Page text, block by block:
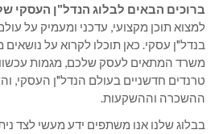
ברוכים הבאים לבלוג הנדל"ן העסקי
למצוא תוכן מקצועי, עדכני ומעמיק על
בנדל"ן עסקי. כאן תוכלו לקרוא על נושאים
משרד המתאים לעסק שלכם, מגמות
טרנדים חדשניים בעולם הנדל"ן העסקי,
ההשכרה וההשקעות.
בבלוג שלנו אנו משתפים ידע מעשי לצד